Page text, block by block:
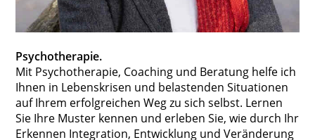
Psychotherapie.
Mit Psychotherapie, Coaching und Beratung helfe ich
Ihnen in Lebenskrisen und belastenden Situationen
auf Ihrem erfolgreichen Weg zu sich selbst. Lernen
Sie Ihre Muster kennen und erleben Sie, wie durch Ihr
Erkennen Integration, Entwicklung und Veränderung